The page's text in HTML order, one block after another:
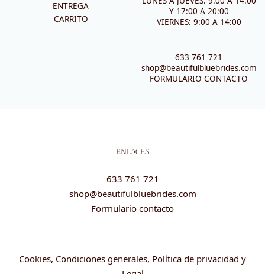
ENTREGA
CARRITO
Y 17:00 A 20:00
VIERNES: 9:00 A 14:00
633 761 721
shop@beautifulbluebrides.com
FORMULARIO CONTACTO
ENLACES
633 761 721
shop@beautifulbluebrides.com
Formulario contacto
Cookies, Condiciones generales, Política de privacidad y